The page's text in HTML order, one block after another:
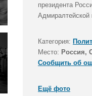
президента
Адмиралтейской
Категория:
Место: Россия,
Сообщить об
Ещё фото